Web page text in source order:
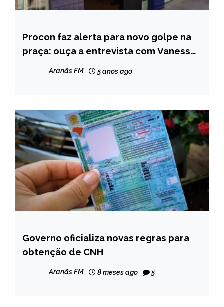
CAPELINHA
NOTÍCIAS
Procon faz alerta para novo golpe na
praça: ouça a entrevista com Vanessa
Aranãs FM 5 anos ago
BRASIL
NOTÍCIAS
Governo oficializa novas regras para
obtenção de CNH
Aranãs FM 8 meses ago 5